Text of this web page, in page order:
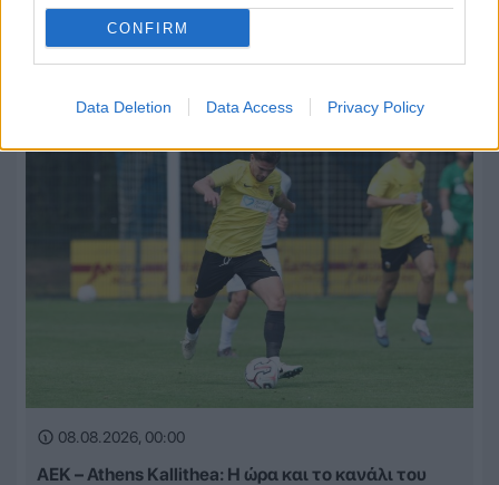
CONFIRM
Data Deletion Data Access Privacy Policy
ΑΕΚ: Τελευταίο τεστ απέναντι πριν από την
έναρξη των επίσημων υποχρεώσεων
08.08.2026, 00:00
ΑΕΚ – Athens Kallithea: Η ώρα και το κανάλι του